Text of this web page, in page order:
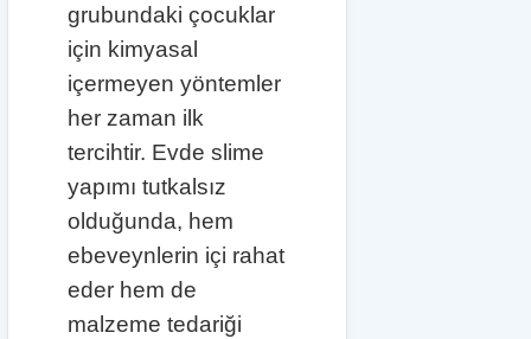
grubundaki çocuklar
için kimyasal
içermeyen yöntemler
her zaman ilk
tercihtir. Evde slime
yapımı tutkalsız
olduğunda, hem
ebeveynlerin içi rahat
eder hem de
malzeme tedariği